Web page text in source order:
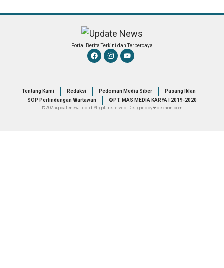
Portal Berita Terkini dan Terpercaya
Tentang Kami Redaksi Pedoman Media Siber
Pasang Iklan
SOP Perlindungan Wartawan
©PT. MAS MEDIA KARYA | 2019-2020
© 2025 updatenews.co.id. All rights reserved. Designed by ❤ dezainin.com